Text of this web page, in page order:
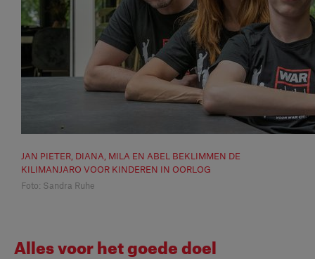
JAN PIETER, DIANA, MILA EN ABEL BEKLIMMEN DE
KILIMANJARO VOOR KINDEREN IN OORLOG
Foto: Sandra Ruhe
Alles voor het goede doel